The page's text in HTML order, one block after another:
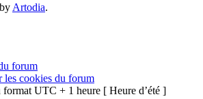
Artodia.
forum
les cookies du forum
format UTC + 1 heure [ Heure d’été ]